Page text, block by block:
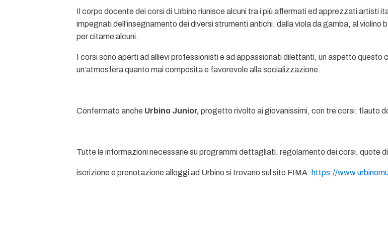
Il corpo docente dei corsi di Urbino riunisce alcuni tra i più affermati ed apprezzati artisti
impegnati dell’insegnamento dei diversi strumenti antichi, dalla viola da gamba, al
per citarne alcuni.
I corsi sono aperti ad allievi professionisti e ad appassionati dilettanti, un aspetto questo
un’atmosfera quanto mai composita e favorevole alla socializzazione.
Confermato anche Urbino Junior, progetto rivolto ai giovanissimi, con tre corsi: flauto
Tutte le informazioni necessarie su programmi dettagliati, regolamento dei corsi, quote di
iscrizione e prenotazione alloggi ad Urbino si trovano sul sito FIMA: https://